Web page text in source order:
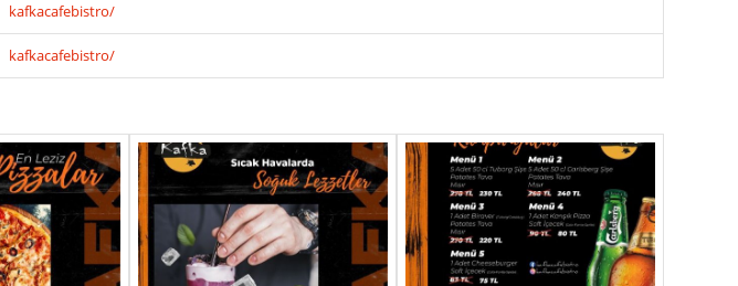
kafkacafebistro/
kafkacafebistro/